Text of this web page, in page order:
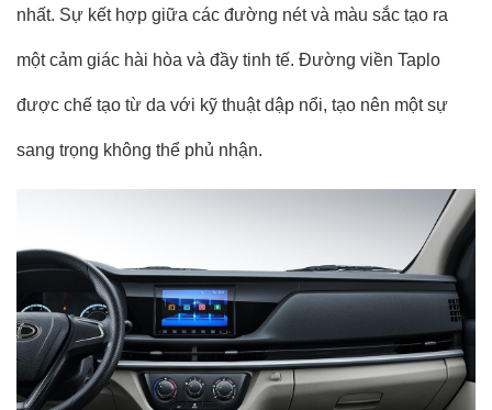
nhất. Sự kết hợp giữa các đường nét và màu sắc tạo ra
một cảm giác hài hòa và đầy tinh tế. Đường viền Taplo
được chế tạo từ da với kỹ thuật dập nổi, tạo nên một sự
sang trọng không thể phủ nhận.